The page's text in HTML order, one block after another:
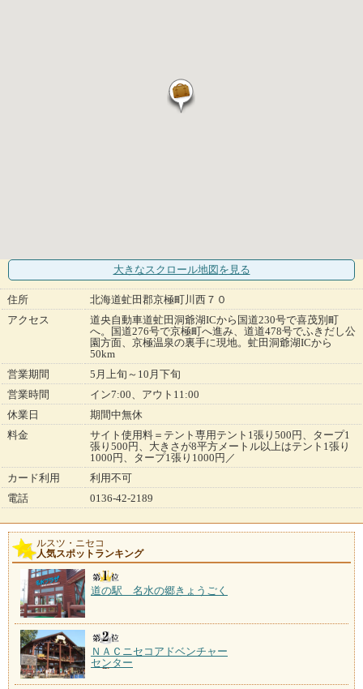
大きなスクロール地図 を見る
住所
北海道虻田郡京極町川西７０
アクセス
道央自動車道虻田洞爺湖ICから国道230号で喜茂別町
へ。国道276号で京極町へ進み、道道478号でふきだし公
園方面、京極温泉の裏手に現地。虻田洞爺湖ICから
50km
営業期間
5月上旬～10月下旬
営業時間
イン7:00、アウト11:00
休業日
期間中無休
料金
サイト使用料＝テント専用テント1張り500円、タープ1
張り500円、大きさが8平方メートル以上はテント1張り
1000円、タープ1張り1000円／
カード利用
利用不可
電話
0136-42-2189
ルスツ・ニセコ
人気スポットランキング
道の駅 名水の郷きょうごく
ＮＡＣニセコアドベンチャー
センター